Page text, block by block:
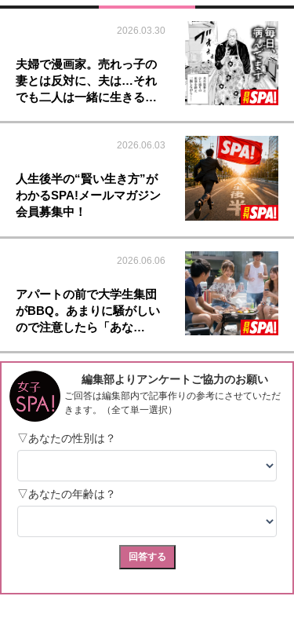
2026.03.30
夫婦で漫画家。売れっ子の
妻とは反対に、夫は…それ
でも二人は一緒に生きる…
2026.06.03
人生後半の“賢い生き方”が
わかるSPA!メールマガジン
会員募集中！
2026.06.06
アパートの前で大学生集団
がBBQ。あまりに騒がしい
ので注意したら「あな…